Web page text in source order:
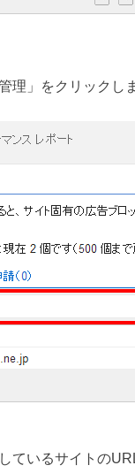
理」をクリックしま
ているサイトの